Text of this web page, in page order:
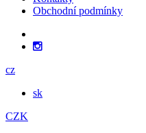
Obchodní podmínky
cz
sk
CZK